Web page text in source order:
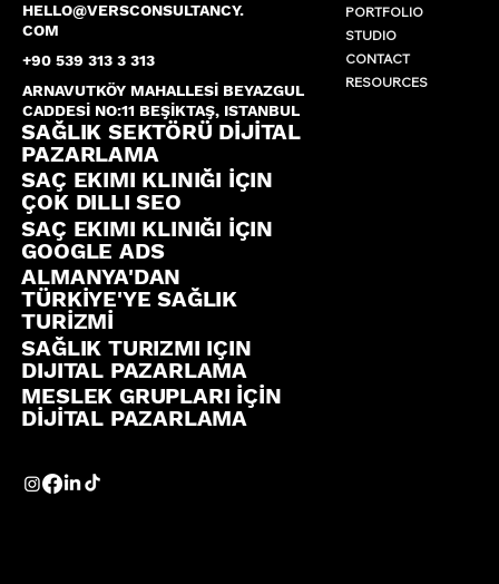
HELLO@VERSCONSULTANCY.
COM
+90 539 313 3 313
ARNAVUTKÖY MAHALLESİ BEYAZGUL
CADDESİ NO:11 BEŞİKTAŞ, ISTANBUL
SAĞLIK SEKTÖRÜ DİJİTAL
PAZARLAMA
SAÇ EKIMI KLINIĞI İÇIN
ÇOK DILLI SEO
SAÇ EKIMI KLINIĞI İÇIN
GOOGLE ADS
ALMANYA'DAN
TÜRKİYE'YE SAĞLIK
TURİZMİ
SAĞLIK TURIZMI IÇIN
DIJITAL PAZARLAMA
MESLEK GRUPLARI İÇİN
DİJİTAL PAZARLAMA
PORTFOLIO
STUDIO
CONTACT
RESOURCES